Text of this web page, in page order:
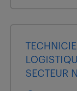
SECTEUR